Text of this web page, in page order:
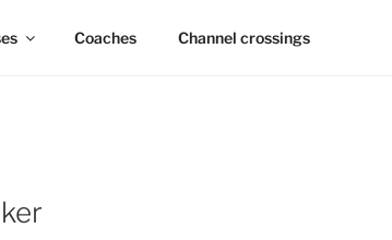
Coaches Channel crossings